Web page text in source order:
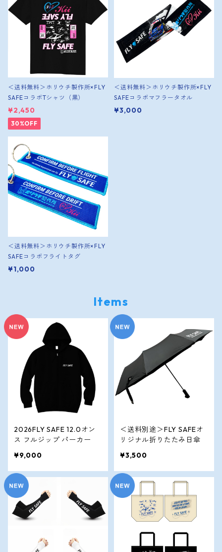
＜送料無料＞ホリウチ製作所×FLY
SAFEコラボTシャツ（黒）
¥2,450
30%OFF
＜送料無料＞ホリウチ製作所×FLY
SAFEコラボマフラータオル
¥3,000
＜送料無料＞ホリウチ製作所×FLY
SAFEコラボフライトタグ
¥1,000
Items
2026FLY SAFE 12.0オン
ス フルジップ パーカー
¥9,000
＜送料別途＞FLY SAFEオ
リジナル折りたたみ日傘
¥3,500